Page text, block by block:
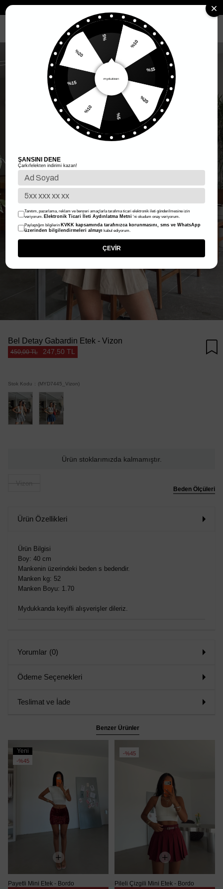
Kadın Alt Giyim Bel Detay
Bel Detay Gabardin Etek - Vizon
450,00 TL 247,50 TL
Stok Kodu (MYD7445_Vizon)
Tükendi
Ürün stoklarımızda kalmamıştır.
Beden Ölçüleri
Ürün Özellikleri
Ürün Bilgisi
Boy: 40 cm
Mankenin üzerindeki beden s bedendir.
Manken kg: 52
Manken Boyu: 1.70
Mydukkanda keyifli alışverişler dileriz.
Yorumlar (0)
Ödeme Seçenekleri
Teslimat ve İade
Benzer Ürünler
Yeni
Ürün
%45
Payetli Mini Etek - Bordo
%45
Pileli Çizgili Mini Etek - Bordo
%5
%10
%15
%20
%5
%10
%15
%20
ŞANSINI DENE
Çarkıfelekten indirimi kazan!
Tanıtım, pazarlama, reklam ve benzeri amaçlarla tarafıma ticari elektronik ileti gönderilmesine izin
veriyorum. Elektronik Ticari İleti Aydınlatma Metni 'ni okudum onay veriyorum.
Paylaştığım bilgilerin KVKK kapsamında tarafınızca korunmasını, sms ve WhatsApp
üzerinden bilgilendirmeleri almayı kabul ediyorum.
ÇEVİR